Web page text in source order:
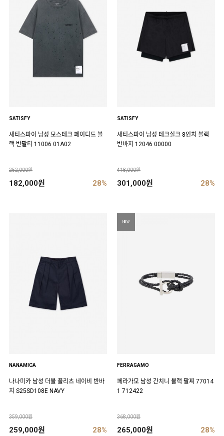
SATISFY
새티스파이 남성 모스테크 페이디드 블
랙 반팔티 11006 01A02
252,000원
182,000원 28%
SATISFY
새티스파이 남성 테크실크 8인치 블랙
반바지 12046 00000
418,000원
301,000원 28%
NANAMICA
나나미카 남성 더블 플리츠 네이비 반바
지 S25SD108E NAVY
359,000원
259,000원 28%
NEW
FERRAGAMO
페라가모 남성 간치니 블랙 팔찌 77014
1 712422
368,000원
265,000원 28%